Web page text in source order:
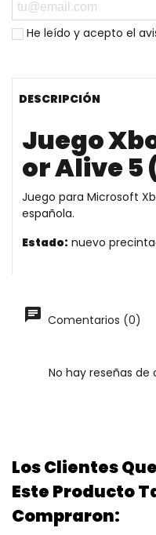
He leído y acepto el
DESCRIPCIÓN
Juego
or Alive 5
Juego para Microsoft
española.
Estado: nuevo
Comentarios (0)
No hay reseñas
Los Clientes
Este Producto
Compraron: